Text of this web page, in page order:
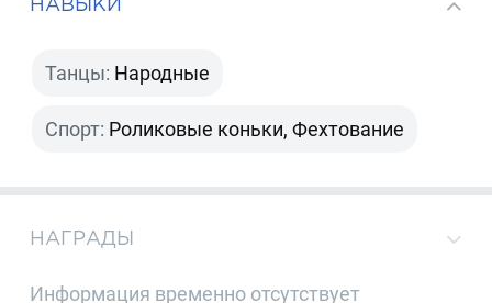
Танцы: Народные
Спорт: Роликовые коньки, Фехтование
НАГРАДЫ
Информация временно отсутствует